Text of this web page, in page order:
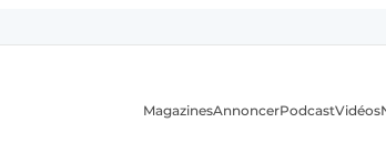
MagazinesAnnoncerPodcastVidéos